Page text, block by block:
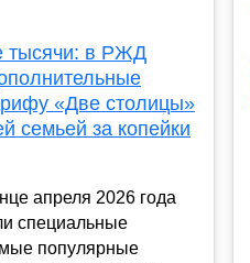
тысячи: в РЖД
«Две столицы»
семьей за копейки
апреля 2026 года
специальные
популярные